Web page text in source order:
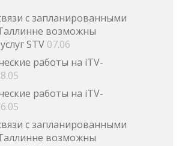
с запланированными
возможны
STV 07.06
работы на iTV-
работы на iTV-
с запланированными
возможны